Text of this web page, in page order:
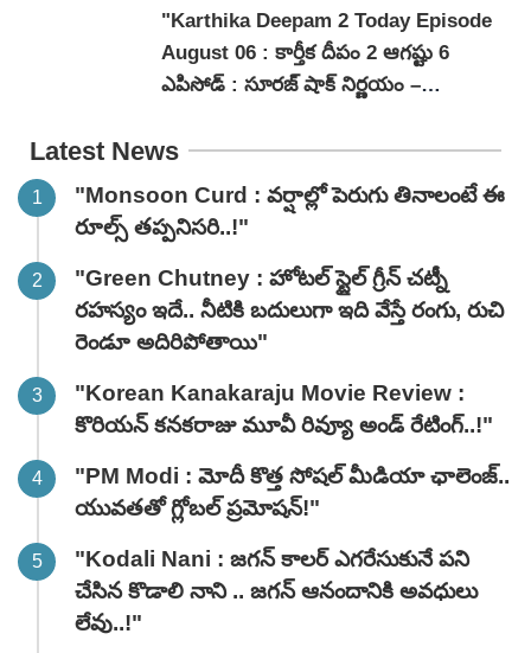
"Karthika Deepam 2 Today Episode
August 06 : కార్తీక దీపం 2 ఆగష్టు 6
ఎపిసోడ్ : సూరజ్ షాక్ నిర్ణయం –
Latest News
"Monsoon Curd : వర్షాల్లో పెరుగు తినాలంటే ఈ
రూల్స్ తప్పనిసరి..!"
"Green Chutney : హోటల్ స్టైల్ గ్రీన్ చట్నీ
రహస్యం ఇదే.. నీటికి బదులుగా ఇది వేస్తే రంగు, రుచి
రెండూ అదిరిపోతాయి"
"Korean Kanakaraju Movie Review :
కొరియన్ కనకరాజు మూవీ రివ్యూ అండ్ రేటింగ్‌..!"
"PM Modi : మోదీ కొత్త సోషల్ మీడియా ఛాలెంజ్..
యువతతో గ్లోబల్ ప్రమోషన్!"
"Kodali Nani : జగన్ కాలర్ ఎగరేసుకునే పని
చేసిన కొడాలి నాని .. జగన్ ఆనందానికి అవధులు
లేవు..!"